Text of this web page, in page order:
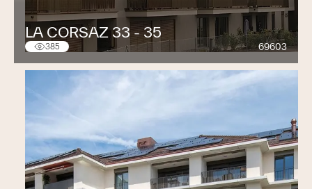
LA CORSAZ 33 - 35
385 69603